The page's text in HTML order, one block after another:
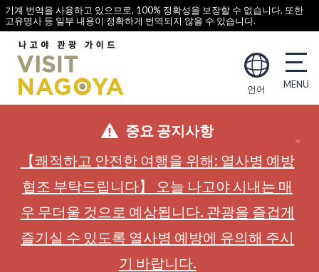
기계 번역을 사용하고 있으므로, 100% 정확성을 보장할 수 없습니다. 또한
고유명사 등 일부 내용이 정확하게 번역되지 않을 수 있습니다.
언어
중요 공지사항
【쾌적하고 안전한 여행을 위해: 열사병 예방
협조 부탁드립니다】 오늘 나고야 시내는 매
우 무더울 것으로 예상됩니다. 관광을 즐겁게
즐기실 수 있도록 열사병 예방에 유의해 주시
기 바랍니다.